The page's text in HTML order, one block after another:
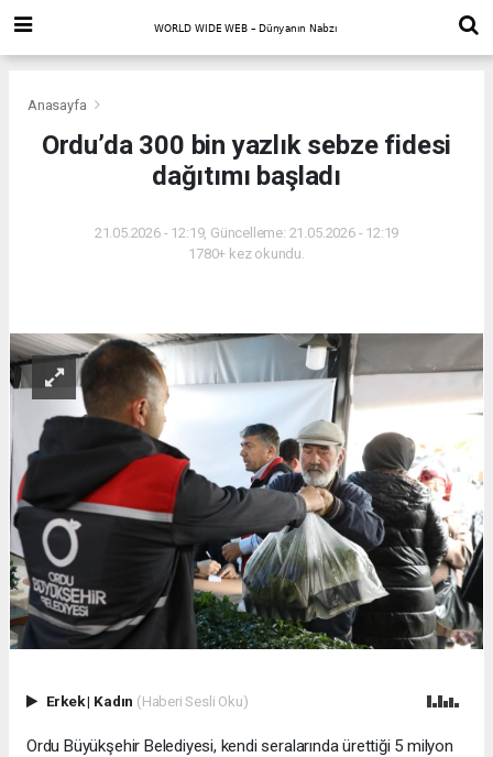
Anasayfa
Ordu’da 300 bin yazlık sebze fidesi
dağıtımı başladı
21.05.2026 - 12:19, Güncelleme: 21.05.2026 - 12:19
1780+ kez okundu.
Erkek| Kadın (Haberi Sesli Oku)
Ordu Büyükşehir Belediyesi, kendi seralarında ürettiği 5 milyon